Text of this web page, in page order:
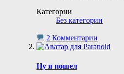
Категории
Без категории
2 Комментарии
Ну я пошел